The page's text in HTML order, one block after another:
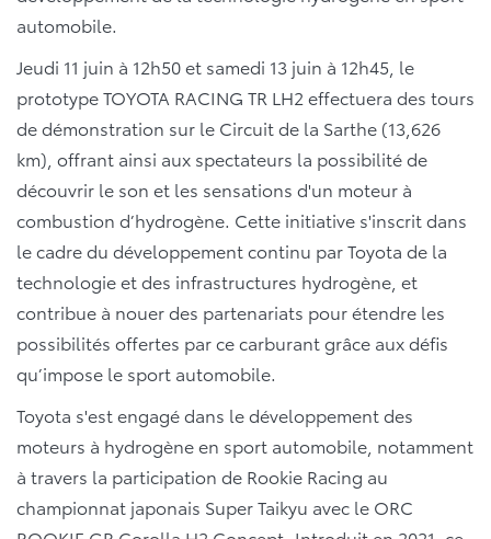
automobile.
Jeudi 11 juin à 12h50 et samedi 13 juin à 12h45, le
prototype TOYOTA RACING TR LH2 effectuera des tours
de démonstration sur le Circuit de la Sarthe (13,626
km), offrant ainsi aux spectateurs la possibilité de
découvrir le son et les sensations d'un moteur à
combustion d’hydrogène. Cette initiative s'inscrit dans
le cadre du développement continu par Toyota de la
technologie et des infrastructures hydrogène, et
contribue à nouer des partenariats pour étendre les
possibilités offertes par ce carburant grâce aux défis
qu’impose le sport automobile.
Toyota s'est engagé dans le développement des
moteurs à hydrogène en sport automobile, notamment
à travers la participation de Rookie Racing au
championnat japonais Super Taikyu avec le ORC